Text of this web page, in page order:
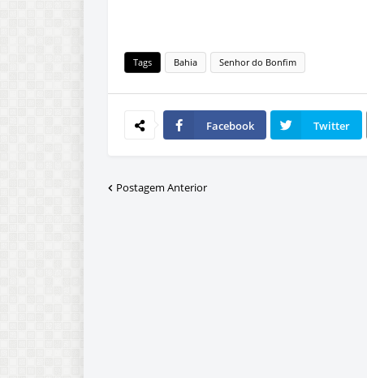
Tags Bahia Senhor do Bonfim
Facebook Twitter
Postagem Anterior